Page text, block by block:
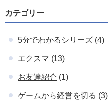
カテゴリー
5分でわかるシリーズ (4)
エクスマ (13)
お友達紹介 (1)
ゲームから経営を切る (3)